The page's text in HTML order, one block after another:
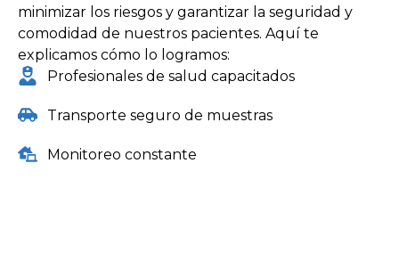
minimizar los riesgos y garantizar la seguridad y
comodidad de nuestros pacientes. Aquí te
explicamos cómo lo logramos:
Profesionales de salud capacitados
Transporte seguro de muestras
Monitoreo constante